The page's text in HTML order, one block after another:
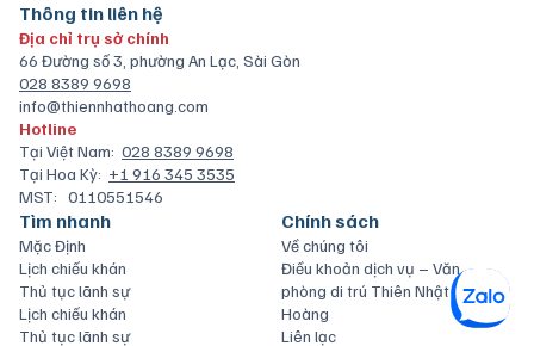
Thông tin liên hệ
Địa chỉ trụ sở chính
66 Đường số 3, phường An Lạc, Sài Gòn
028 8389 9698
info@thiennhathoang.com
Hotline
Tại Việt Nam: 028 8389 9698
Tại Hoa Kỳ: +1 916 345 3535
MST: 0110551546
Tìm nhanh
Mặc Định
Lịch chiếu khán
Thủ tục lãnh sự
Lịch chiếu khán
Thủ tục lãnh sự
Chính sách
Về chúng tôi
Điều khoản dịch vụ – Văn
phòng di trú Thiên Nhật
Hoàng
Liên lạc